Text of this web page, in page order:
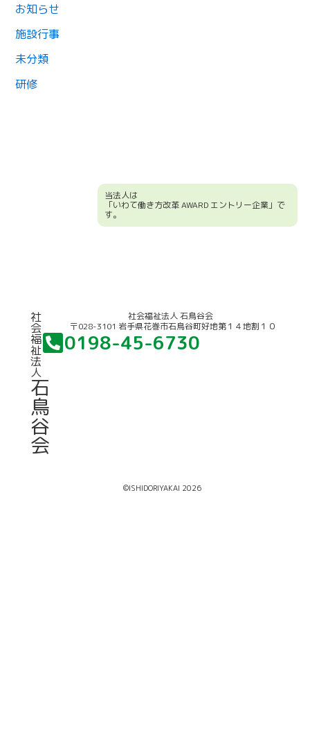
お知らせ
施設行事
未分類
研修
当法人は
「いわて働き方改革 AWARD エントリー企業」で
す。
社
会
福
祉
法
人
石
鳥
谷
会
社会福祉法人 石鳥谷会
〒028-3101 岩手県花巻市石鳥谷町好地第１４地割１０
0198-45-6730
©ISHIDORIYAKAI 2026